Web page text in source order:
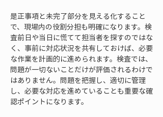
是正事項と未完了部分を見える化すること
で、現場内の役割分担も明確になります。検
査前日や当日に慌てて担当者を探すのではな
く、事前に対応状況を共有しておけば、必要
な作業を計画的に進められます。検査では、
問題が一切ないことだけが評価されるわけで
はありません。問題を把握し、適切に管理
し、必要な対応を進めていることも重要な確
認ポイントになります。